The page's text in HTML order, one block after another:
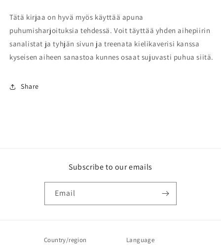
Tätä kirjaa on hyvä myös käyttää apuna
puhumisharjoituksia tehdessä. Voit täyttää yhden aihepiirin
sanalistat ja tyhjän sivun ja treenata kielikaverisi kanssa
kyseisen aiheen sanastoa kunnes osaat sujuvasti puhua siitä.
Share
Subscribe to our emails
Email
Country/region Language